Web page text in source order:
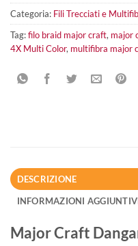
Categoria: Fili Trecciati e
Tag:filo braid major craft, major
4X Multi Color, multifibra major
DESCRIZIONE
INFORMAZIONI
Major Craft